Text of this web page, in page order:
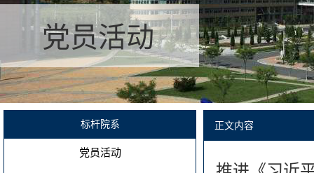
党员活动
标杆院系
党员活动
正文内容